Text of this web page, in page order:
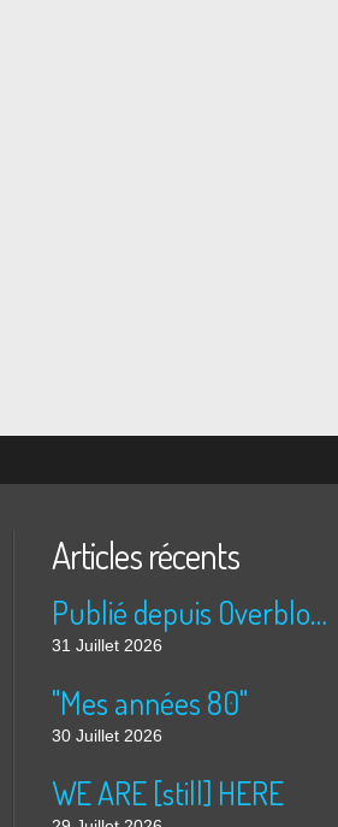
Articles récents
Publié depuis Overblog et Facebook
31 Juillet 2026
"Mes années 80"
30 Juillet 2026
WE ARE [still] HERE